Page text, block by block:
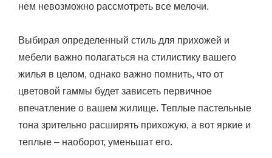
нем невозможно рассмотреть все мелочи.
Выбирая определенный стиль для прихожей и
мебели важно полагаться на стилистику вашего
жилья в целом, однако важно помнить, что от
цветовой гаммы будет зависеть первичное
впечатление о вашем жилище. Теплые пастельные
тона зрительно расширять прихожую, а вот яркие и
теплые – наоборот, уменьшат его.